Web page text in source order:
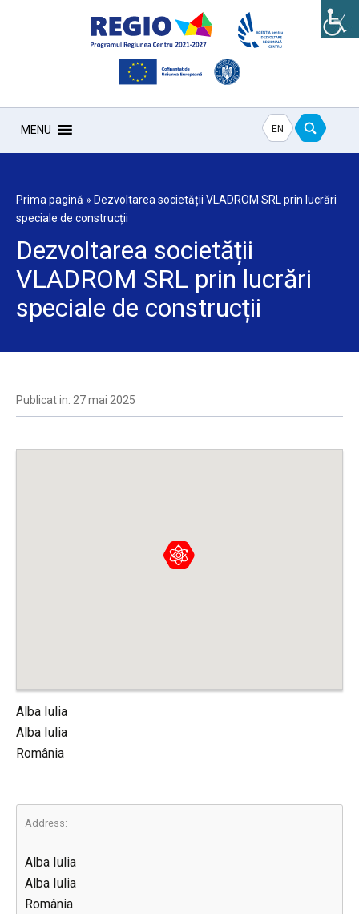
MENU EN
Prima pagină » Dezvoltarea societății VLADROM SRL prin lucrări
speciale de construcții
Dezvoltarea societății
VLADROM SRL prin lucrări
speciale de construcții
Publicat in: 27 mai 2025
Alba Iulia
Alba Iulia
România
Address:
Alba Iulia
Alba Iulia
România